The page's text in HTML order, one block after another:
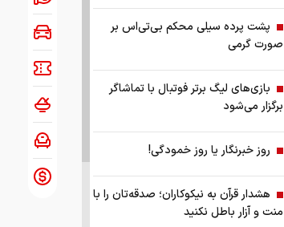
پشت پرده سیلی محکم بی‌تی‌اس بر
صورت گرمی
بازی‌های لیگ برتر فوتبال با تماشاگر
برگزار می‌شود
روز خبرنگار یا روز خمودگی!
هشدار قرآن به نیکوکاران؛ صدقه‌تان را با
منت و آزار باطل نکنید